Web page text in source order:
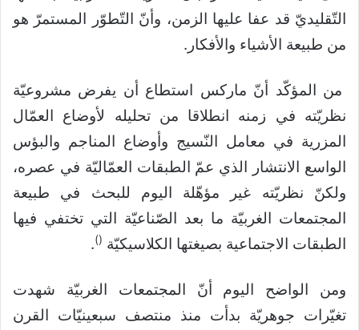
التّقليديّ قد عفا عليها الزمن، وأنّ التّطوّر المستمرّ هو
من طبيعة الأشياء والأفكار.
من المؤكّد أنّ ماركس استطاع أن يفرض مشروعيّة
نظريّته في زمنه انطلاقا من تحليله لأوضاع العمّال
المزرية في معامل النّسيج وأوضاع المناجم والبؤس
الواسع الانتشار الذي عمّ الطبقات العمّاليّة في عصره،
ولكنّ نظريّته غير مؤهّلة اليوم للبحث في طبيعة
المجتمعات الغربيّة ما بعد الصّناعيّة التي تختفي فيها
الطبقات الاجتماعية بصيغتها الكلاسيكيّة (
)
.
ومن الواضح اليوم أنّ المجتمعات الغربيّة شهدت
تغيّرات جوهريّة بدأت منذ منتصف سبعينيّات القرن